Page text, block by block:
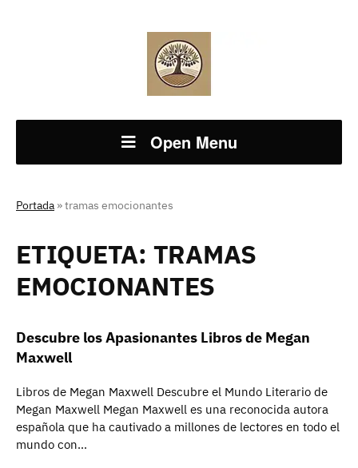
Open Menu
Portada »tramas emocionantes
ETIQUETA: TRAMAS
EMOCIONANTES
Descubre los Apasionantes Libros de Megan
Maxwell
Libros de Megan Maxwell Descubre el Mundo Literario de
Megan Maxwell Megan Maxwell es una reconocida autora
española que ha cautivado a millones de lectores en todo el
mundo con…